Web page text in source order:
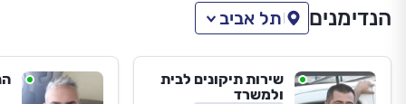
הנדימנים תל אביב
שירות תיקונים לבית
ולמשרד